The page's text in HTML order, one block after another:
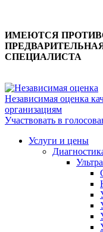
ИМЕЮТСЯ
СПЕЦИАЛИСТА
Независимая оценка
организациям
Участвовать в
Услуги и цены